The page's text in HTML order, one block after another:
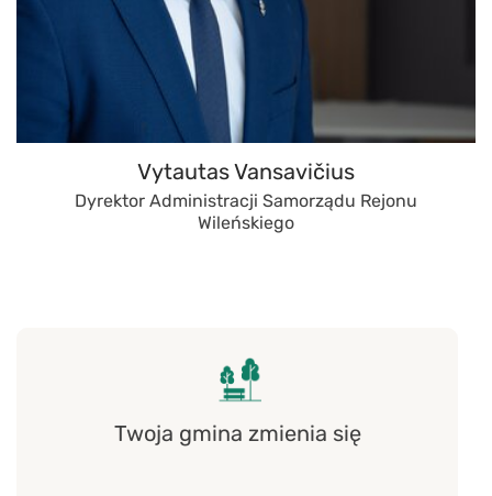
Vytautas Vansavičius
Dyrektor Administracji Samorządu Rejonu
Wileńskiego
Twoja gmina zmienia się